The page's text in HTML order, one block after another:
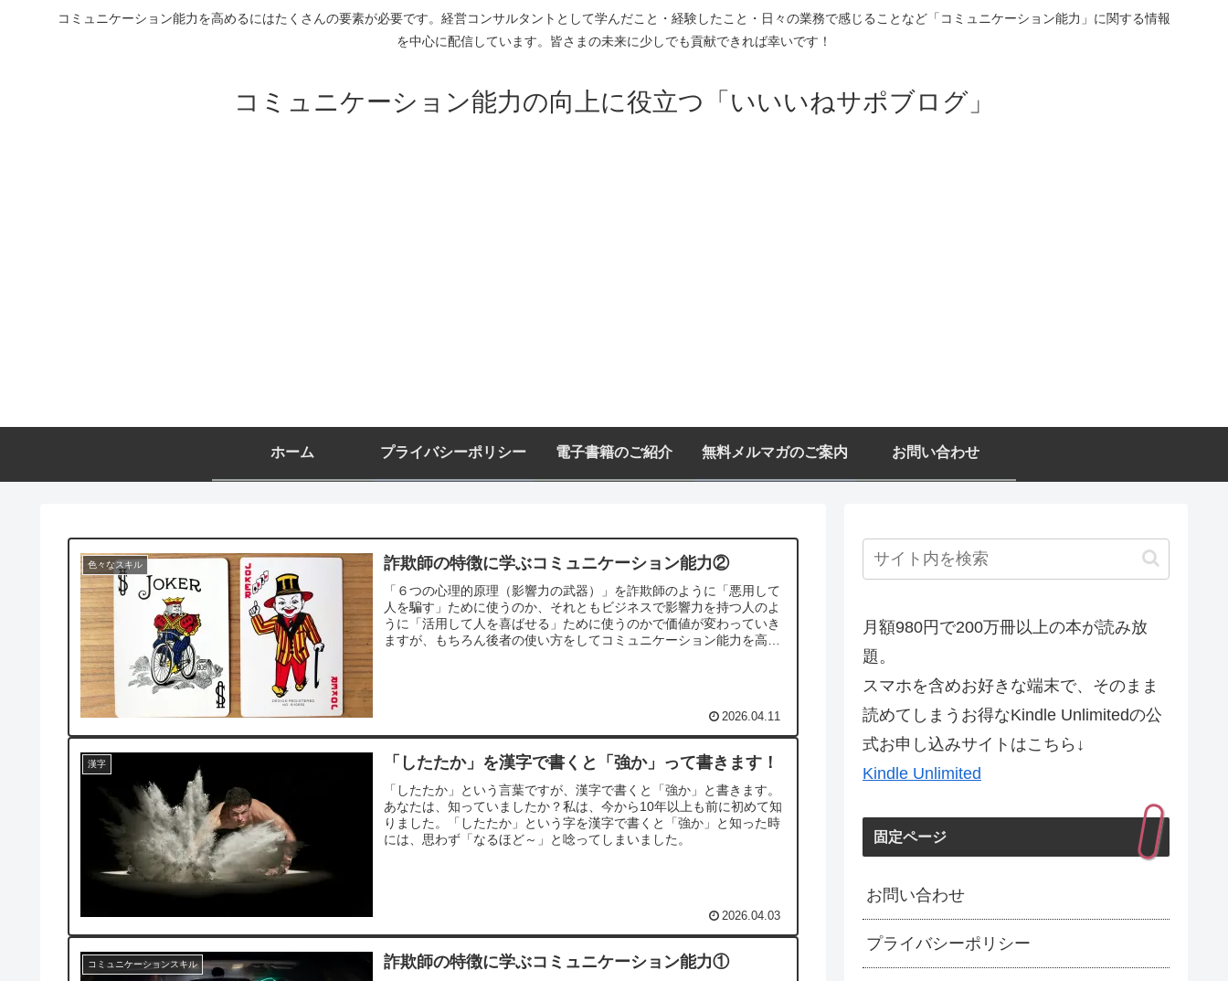
コミュニケーション能力を高めるにはたくさんの要素が必要です。経営コンサルタントとして学んだこと・経験したこと・日々の業務で感じることなど「コミュニケーション能力」に関する情報
を中心に配信しています。皆さまの未来に少しでも貢献できれば幸いです！
コミュニケーション能力の向上に役立つ「いいいねサポブログ」
ホーム プライバシーポリシー 電子書籍のご紹介 無料メルマガのご案内 お問い合わせ
色々なスキル 詐欺師の特徴に学ぶコミュニケーション能力②
「６つの心理的原理（影響力の武器）」を詐欺師のように「悪用して
人を騙す」ために使うのか、それともビジネスで影響力を持つ人のよ
うに「活用して人を喜ばせる」ために使うのかで価値が変わっていき
ますが、もちろん後者の使い方をしてコミュニケーション能力を高め
2026.04.11
漢字 「したたか」を漢字で書くと「強か」って書きます！
「したたか」という言葉ですが、漢字で書くと「強か」と書きます。
あなたは、知っていましたか？私は、今から10年以上も前に初めて知
りました。「したたか」という字を漢字で書くと「強か」と知った時
には、思わず「なるほど～」と唸ってしまいました。
2026.04.03
コミュニケーションスキル 詐欺師の特徴に学ぶコミュニケーション能力①
月額980円で200万冊以上の本が読み放
題。
スマホを含めお好きな端末で、そのまま
読めてしまうお得なKindle Unlimitedの公
式お申し込みサイトはこちら↓
Kindle Unlimited
固定ページ
お問い合わせ
プライバシーポリシー